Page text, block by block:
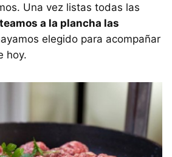
Una vez listas todas las
a la plancha las
elegido para acompañar
hoy.